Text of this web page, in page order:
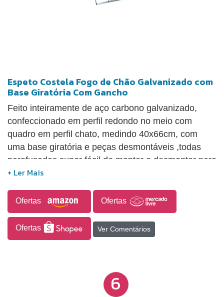
Espeto Costela Fogo de Chão Galvanizado com
Base Giratória Com Gancho
Feito inteiramente de aço carbono galvanizado,
confeccionado em perfil redondo no meio com
quadro em perfil chato, medindo 40x66cm, com
uma base giratória e peças desmontáveis ,todas
parafusadas super fácil de montar e desmontar para
uma maior facilidade no transporte e
do seu carro. Tem uma capacidade de até 25kg de
costela.
Ofertas Ofertas
Ofertas Ver Comentários
6